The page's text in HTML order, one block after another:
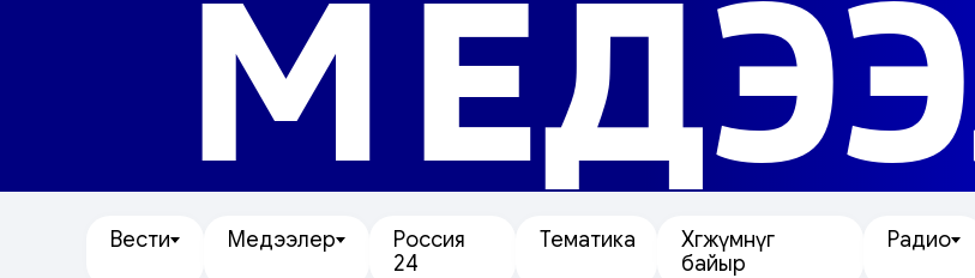
Вести Медээлер
Россия
24
Тематика
Хөгжүмнүг
байыр
Радио